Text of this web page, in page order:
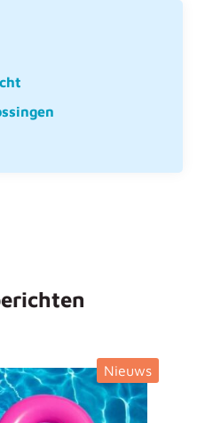
Nieuws